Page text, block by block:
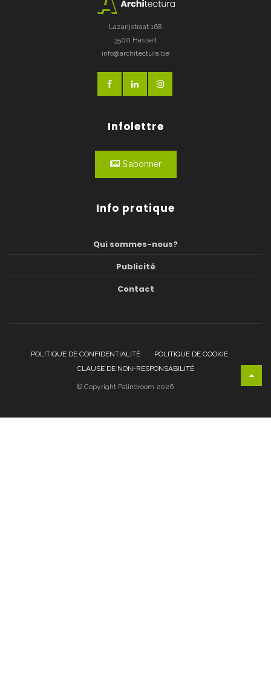
Lazarijstraat 168
3500 Hasselt
info@architectura.be
Infolettre
S'abonner
Info pratique
Qui sommes-nous?
Publicité
Contact
POLITIQUE DE CONFIDENTIALITÉ
POLITIQUE DE COOKIE
CLAUSE DE NON-RESPONSABILITÉ
© Copyright Palindroom 2026